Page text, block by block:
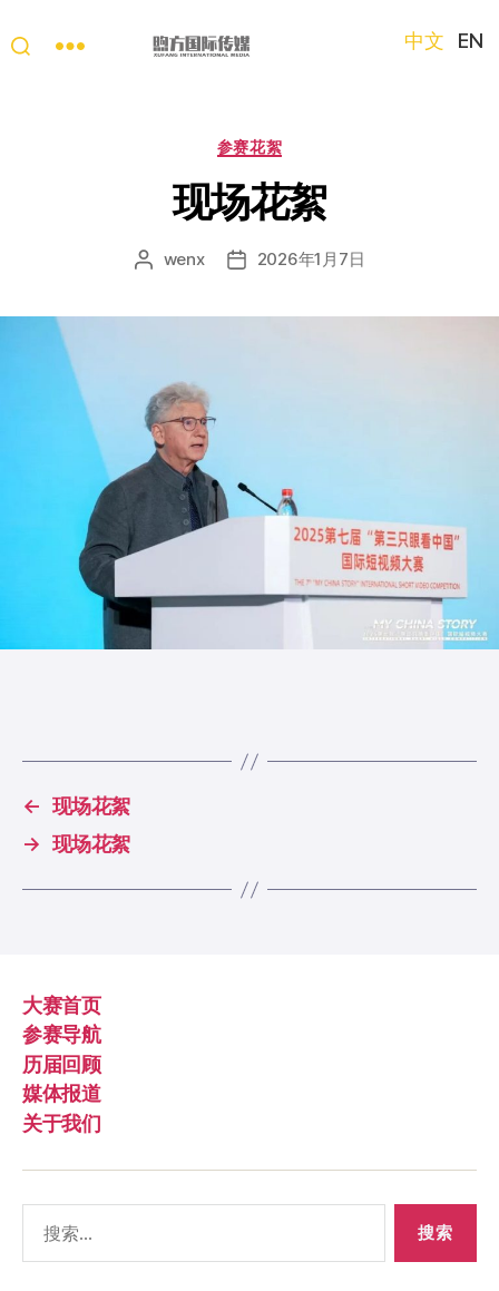
只
眼
看
中
国
短
中文 EN
分
参赛花絮
现场花絮
文 wenx
发 2026年1月7日
← 现场花絮
→ 现场花絮
大赛首页
参赛导航
历届回顾
媒体报道
关于我们
索：